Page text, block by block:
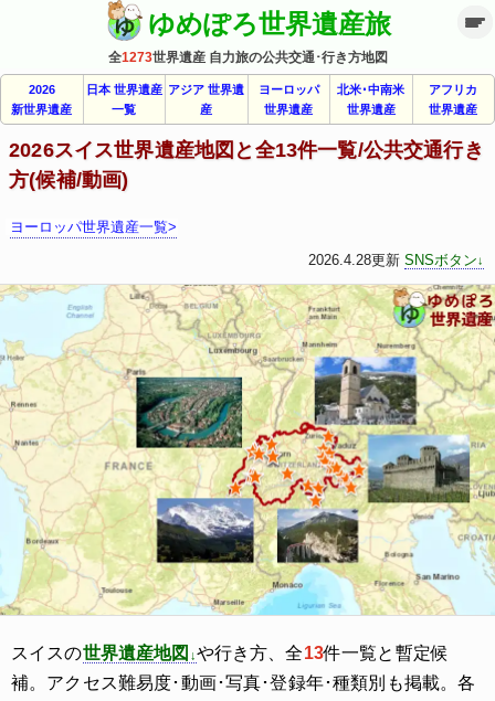
ゆめぽろ世界遺産旅
全1273世界遺産 自力旅の公共交通･行き方地図
2026
新世界遺産
日本 世界遺産
一覧
アジア 世界遺
産
ヨーロッパ
世界遺産
北米･中南米
世界遺産
アフリカ
世界遺産
2026スイス世界遺産地図と全13件一覧/公共交通行き
方(候補/動画)
ヨーロッパ世界遺産一覧>
2026.4.28更新 SNSボタン
スイスの世界遺産地図 や行き方、全13件一覧と暫定候
補。アクセス難易度･動画･写真･登録年･種類別も掲載。各